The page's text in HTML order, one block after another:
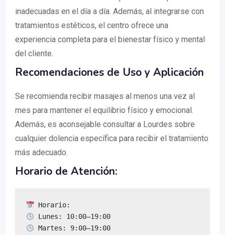
inadecuadas en el día a día. Además, al integrarse con
tratamientos estéticos, el centro ofrece una
experiencia completa para el bienestar físico y mental
del cliente.
Recomendaciones de Uso y Aplicación
Se recomienda recibir masajes al menos una vez al
mes para mantener el equilibrio físico y emocional.
Además, es aconsejable consultar a Lourdes sobre
cualquier dolencia específica para recibir el tratamiento
más adecuado.
Horario de Atención: